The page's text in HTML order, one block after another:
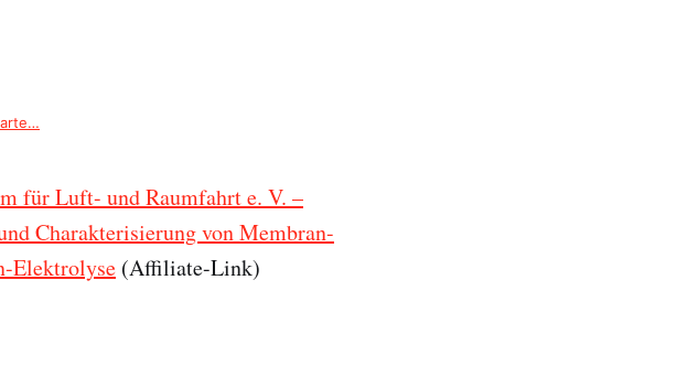
für Luft- und Raumfahrt e. V. –
Charakterisierung von Membran-
Elektrolyse (Affiliate-Link)